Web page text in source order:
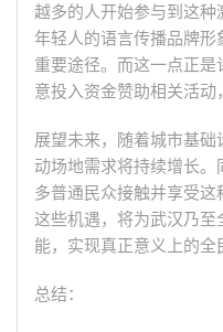
越多的人开始参与到这种
年轻人的语言传播品牌
重要途径。而这一点正
意投入资金赞助相关活动
展望未来，随着城市基
动场地需求将持续增长
多普通民众接触并享受
这些机遇，将为武汉乃
能，实现真正意义上的全
总结：